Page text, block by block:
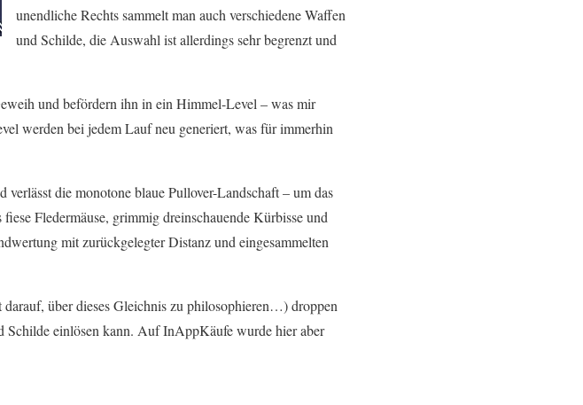
unendliche Rechts sammelt man auch verschiedene Waffen
und Schilde, die Auswahl ist allerdings sehr begrenzt und
und befördern ihn in ein Himmel-Level – was mir
werden bei jedem Lauf neu generiert, was für immerhin
die monotone blaue Pullover-Landschaft – um das
Fledermäuse, grimmig dreinschauende Kürbisse und
mit zurückgelegter Distanz und eingesammelten
über dieses Gleichnis zu philosophieren…) droppen
Schilde einlösen kann. Auf InAppKäufe wurde hier aber